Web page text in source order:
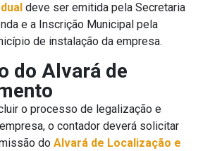
deve ser emitida pela Secretaria
e a Inscrição Municipal pela
de instalação da empresa.
do Alvará de
o processo de legalização e
o contador deverá solicitar
do Alvará de Localização e